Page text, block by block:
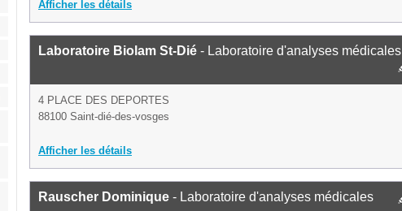
Afficher les détails
Laboratoire Biolam St-Dié - Laboratoire d'analyses médicales
4 PLACE DES DEPORTES
88100 Saint-dié-des-vosges
Afficher les détails
Rauscher Dominique - Laboratoire d'analyses médicales